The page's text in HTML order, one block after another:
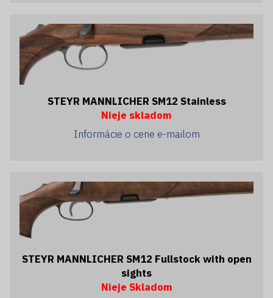
STEYR MANNLICHER SM12 Stainless
Nieje skladom
Informácie o cene e-mailom
STEYR MANNLICHER SM12 Fullstock with open
sights
Nieje Skladom